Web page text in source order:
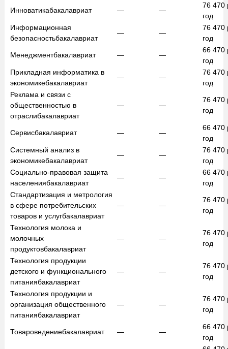
Инноватикабакалавриат — —
76 470
год
Информационная
безопасностьбакалавриат
— —
76 470
год
Менеджментбакалавриат — —
66 470
год
Прикладная информатика в
экономикебакалавриат
— —
76 470
год
Реклама и связи с
общественностью в
отраслибакалавриат
— —
76 470
год
Сервисбакалавриат — —
66 470
год
Системный анализ в
экономикебакалавриат
— —
76 470
год
Социально-правовая защита
населениябакалавриат
— —
66 470
год
Стандартизация и метрология
в сфере потребительских
товаров и услугбакалавриат
— —
76 470
год
Технология молока и
молочных
продуктовбакалавриат
— —
76 470
год
Технология продукции
детского и функционального
питаниябакалавриат
— —
76 470
год
Технология продукции и
организация общественного
питаниябакалавриат
— —
76 470
год
Товароведениебакалавриат — —
66 470
год